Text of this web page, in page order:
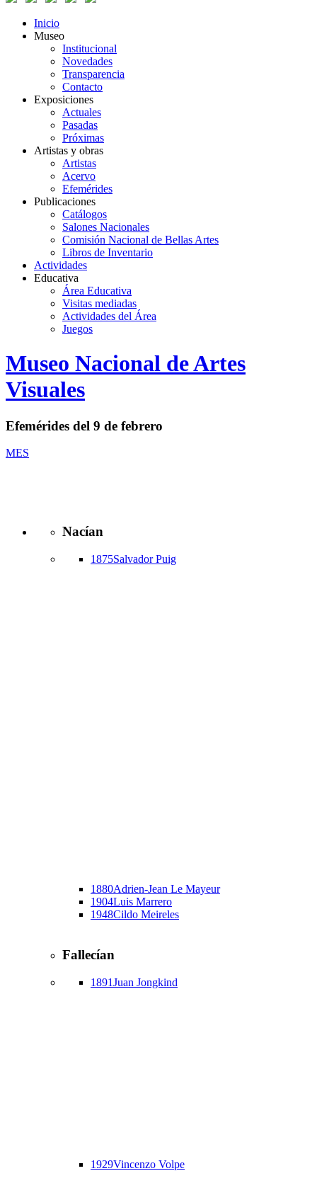
Inicio
Museo
Institucional
Novedades
Transparencia
Contacto
Exposiciones
Actuales
Pasadas
Próximas
Artistas y obras
Artistas
Acervo
Efemérides
Publicaciones
Catálogos
Salones Nacionales
Comisión Nacional de Bellas Artes
Libros de Inventario
Actividades
Educativa
Área Educativa
Visitas mediadas
Actividades del Área
Juegos
Logo
MNAV
Museo Nacional de Artes
Visuales
Efemérides del 9 de febrero
MES
Nacían
1875Salvador Puig
1880Adrien-Jean Le Mayeur
1904Luis Marrero
1948Cildo Meireles
Fallecían
1891Juan Jongkind
1929Vincenzo Volpe